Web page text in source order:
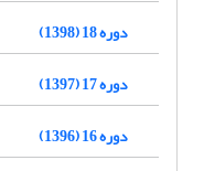
دوره 18 (1398)
دوره 17 (1397)
دوره 16 (1396)